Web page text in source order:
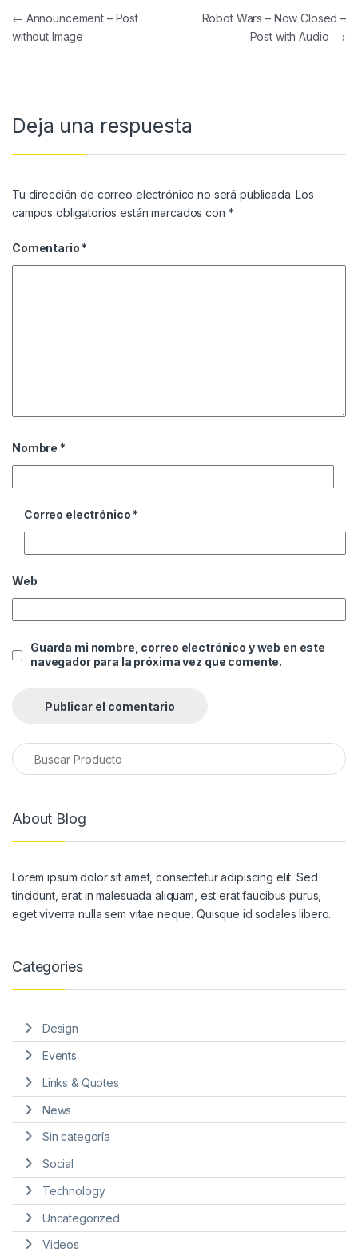
Navegación de entradas
← Announcement – Post
without Image
Robot Wars – Now Closed –
Post with Audio →
Deja una respuesta
Tu dirección de correo electrónico no será publicada. Los
campos obligatorios están marcados con *
Comentario *
Nombre *
Correo electrónico *
Web
Guarda mi nombre, correo electrónico y web en este
navegador para la próxima vez que comente.
About Blog
Lorem ipsum dolor sit amet, consectetur adipiscing elit. Sed
tincidunt, erat in malesuada aliquam, est erat faucibus purus,
eget viverra nulla sem vitae neque. Quisque id sodales libero.
Categories
Design
Events
Links & Quotes
News
Sin categoría
Social
Technology
Uncategorized
Videos